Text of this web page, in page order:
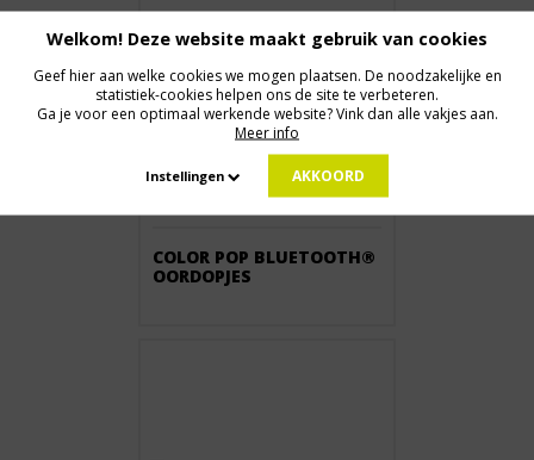
COLOR POP BLUETOOTH®
OORDOPJES
Welkom! Deze website maakt gebruik van cookies
Geef hier aan welke cookies we mogen plaatsen. De noodzakelijke en
statistiek-cookies helpen ons de site te verbeteren.
Ga je voor een optimaal werkende website? Vink dan alle vakjes aan.
Meer info
Instellingen AKKOORD